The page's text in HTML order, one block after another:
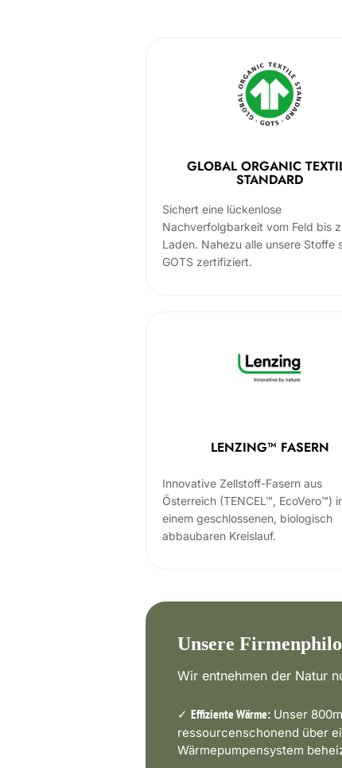
GLOBAL ORGANIC
STANDARD
Sichert eine lückenlose
Nachverfolgbarkeit vom Feld bis
Laden. Nahezu alle unsere Stoffe
GOTS zertifiziert.
LENZING™ FASERN
Innovative Zellstoff-Fasern aus
Österreich (TENCEL™, EcoVero™)
einem geschlossenen, biologisch
abbaubaren Kreislauf.
Unsere
Wir entnehmen der Natur
✓ Effiziente Wärme: Unser
ressourcenschonend über
Wärmepumpensystem